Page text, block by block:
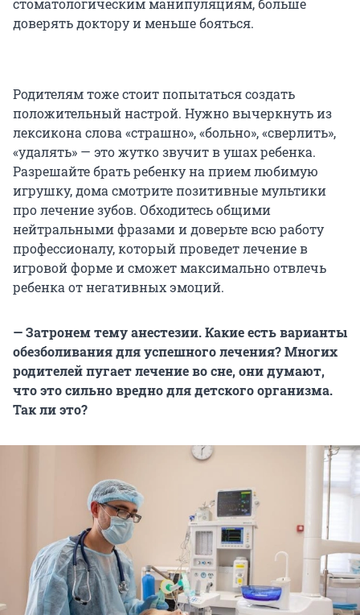
стоматологическим манипуляциям, больше
доверять доктору и меньше бояться.
Родителям тоже стоит попытаться создать
положительный настрой. Нужно вычеркнуть из
лексикона слова «страшно», «больно», «сверлить»,
«удалять» — это жутко звучит в ушах ребенка.
Разрешайте брать ребенку на прием любимую
игрушку, дома смотрите позитивные мультики
про лечение зубов. Обходитесь общими
нейтральными фразами и доверьте всю работу
профессионалу, который проведет лечение в
игровой форме и сможет максимально отвлечь
ребенка от негативных эмоций.
— Затронем тему анестезии. Какие есть варианты
обезболивания для успешного лечения? Многих
родителей пугает лечение во сне, они думают,
что это сильно вредно для детского организма.
Так ли это?